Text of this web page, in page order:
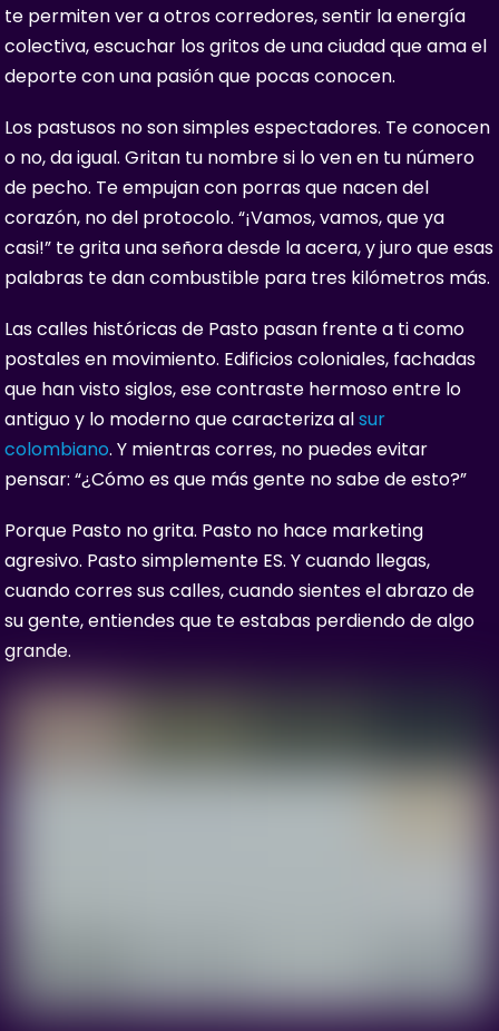
te permiten ver a otros corredores, sentir la energía
colectiva, escuchar los gritos de una ciudad que ama el
deporte con una pasión que pocas conocen.
Los pastusos no son simples espectadores. Te conocen
o no, da igual. Gritan tu nombre si lo ven en tu número
de pecho. Te empujan con porras que nacen del
corazón, no del protocolo. “¡Vamos, vamos, que ya
casi!” te grita una señora desde la acera, y juro que esas
palabras te dan combustible para tres kilómetros más.
Las calles históricas de Pasto pasan frente a ti como
postales en movimiento. Edificios coloniales, fachadas
que han visto siglos, ese contraste hermoso entre lo
antiguo y lo moderno que caracteriza alsur
colombiano. Y mientras corres, no puedes evitar
pensar: “¿Cómo es que más gente no sabe de esto?”
Porque Pasto no grita. Pasto no hace marketing
agresivo. Pasto simplemente ES. Y cuando llegas,
cuando corres sus calles, cuando sientes el abrazo de
su gente, entiendes que te estabas perdiendo de algo
grande.